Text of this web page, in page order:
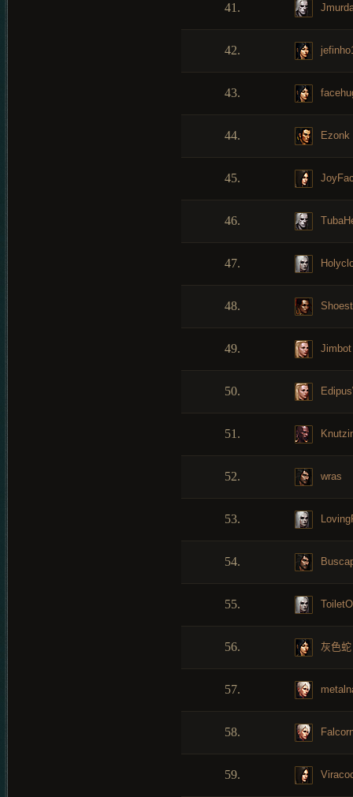
41.
42.
43.
44. Ezonk
45.
46.
47.
48.
49. Jimbot
50.
51.
52. wras
53.
54.
55.
56. 灰色蛇
57.
58.
59.